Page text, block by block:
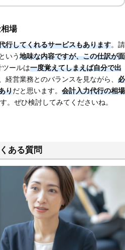
場
行してくれるサービスもあります。請
いう地味な内容ですが、この仕訳が面
ツールは一度覚えてしまえば自分で出
経営業務とのバランスを見ながら、 必
りだと思います。 会計入力代行の相場
。ぜひ検討してみてくださいね。
ある質問